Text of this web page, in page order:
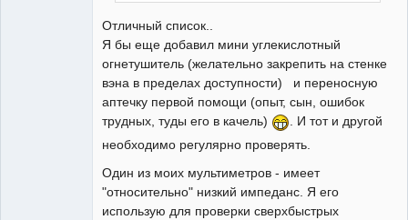
Отличный список..
Я бы еще добавил мини углекислотный
огнетушитель (желательно закрепить на стенке
вэна в пределах доступности) и переносную
аптечку первой помощи (опыт, сын, ошибок
трудных, туды его в качель)
. И тот и другой
необходимо регулярно проверять.
Один из моих мультиметров - имеет
"относительно" низкий импеданс. Я его
использую для проверки сверхбыстрых